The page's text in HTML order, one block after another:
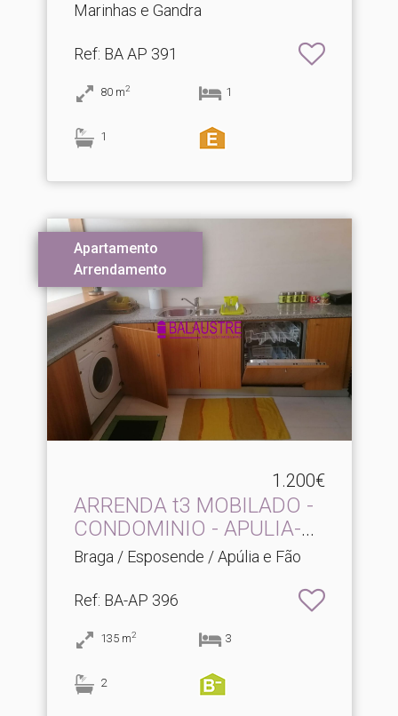
Marinhas e Gandra
Ref: BA AP 391
80 m2 1
1
Apartamento
Arrendamento
1.200€
ARRENDA t3 MOBILADO -
CONDOMINIO - APULIA-
ES.​..
Braga / Esposende / Apúlia e Fão
Ref: BA-AP 396
135 m2 3
2